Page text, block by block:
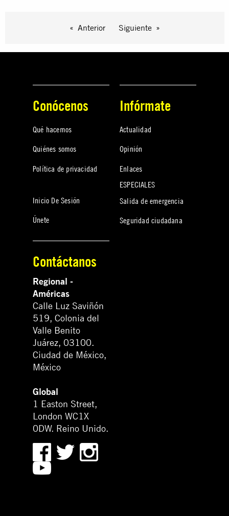
Anterior Siguiente
Conócenos
Qué hacemos
Quiénes somos
Política de privacidad
Inicio De Sesión
Únete
Infórmate
Actualidad
Opinión
Enlaces
ESPECIALES
Salida de emergencia
Seguridad ciudadana
Contáctanos
Regional -
Américas
Calle Luz Saviñón
519, Colonia del
Valle Benito
Juárez, 03100.
Ciudad de México,
México
Global
1 Easton Street,
London WC1X
0DW. Reino Unido.